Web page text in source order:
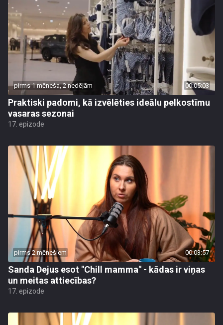
pirms 1 mēneša, 2 nedēļām 00:05:03
Praktiski padomi, kā izvēlēties ideālu pelkostīmu
vasaras sezonai
17. epizode
pirms 2 mēnešiem 00:03:57
Sanda Dejus esot "Chill mamma" - kādas ir viņas
un meitas attiecības?
17. epizode